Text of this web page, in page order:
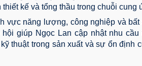
kế và tổng thầu trong chuỗi cung
vực năng lượng, công nghiệp và bất
giúp Ngọc Lan cập nhật nhu
thuật trong sản xuất và sự ổn định